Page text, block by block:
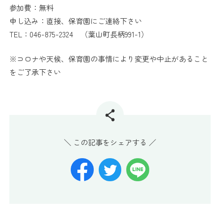
アクセス
参加費：無料
申し込み：直接、保育園にご連絡下さい
TEL：046-875-2324 （葉山町長柄991-1）
※コロナや天候、保育園の事情により変更や中止があること
をご了承下さい
＼ この記事をシェアする ／